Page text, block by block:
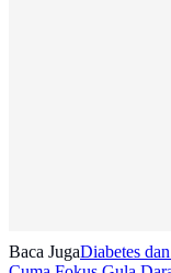
Baca JugaDiabetes